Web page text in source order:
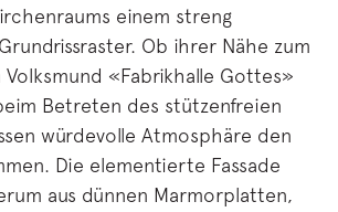
einem streng
Ob ihrer Nähe zum
«Fabrikhalle Gottes»
Betreten des stützenfreien
würdevolle Atmosphäre den
Die elementierte Fassade
aus dünnen Marmorplatten,